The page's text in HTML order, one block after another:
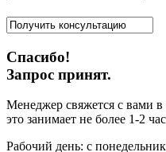
Спасибо!
Запрос принят.
Менеджер свяжется с вами
это занимает не более 1-2
Рабочий день: с